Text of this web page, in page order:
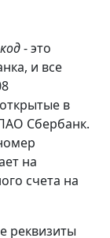
- это
и все
в
Сбербанк.
на
счета на
реквизиты